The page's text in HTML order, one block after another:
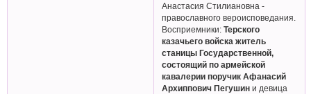
Анастасия Стилиановна -
православного вероисповедания.
Восприемники:Терского
казачьего войска житель
станицы Государственной,
состоящий по армейской
кавалерии поручик Афанасий
Архиппович Пегушин и девица